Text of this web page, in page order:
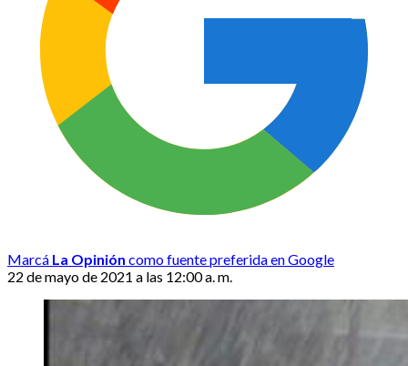
Marcá La Opinión como fuente preferida en Google
22 de mayo de 2021 a las 12:00 a. m.